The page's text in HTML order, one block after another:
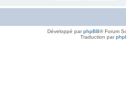
Développé parphpBB® Forum
Traduction par